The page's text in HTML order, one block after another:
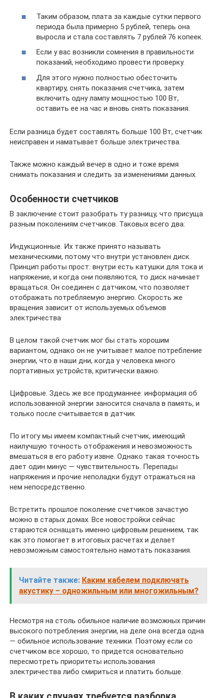
Таким образом, плата за каждые сутки первого
периода была примерно 5 рублей, теперь она
выросла и стала составлять 7 рублей 76 копеек.
Если у вас возникли сомнения в правильности
показаний, необходимо провести проверку.
Для этого нужно полностью обесточить
квартиру, снять показания счетчика, затем
включить одну лампу мощностью 100 Вт,
оставить ее на час и вновь снять показания.
Если разница будет составлять больше 100 Вт, счетчик
неисправен и наматывает больше электричества.
Также можно каждый вечер в одно и тоже время
снимать показания и следить за изменениями данных.
Особенности счетчиков
В заключение стоит разобрать ту разницу, что присуща
разным поколениям счетчиков. Таковых всего два:
Индукционные. Их также принято называть
механическими, потому что внутри установлен диск.
Принцип работы прост: внутри есть катушки для тока и
напряжение, и когда они появляются, то диск начинает
вращаться. Он соединен с датчиком, что позволяет
отображать потребляемую энергию. Скорость же
вращения зависит от используемых объемов
электричества
В целом такой счетчик мог бы стать хорошим
вариантом, однако он не учитывает малое потребление
энергии, что в наши дни, когда у человека много
портативных устройств, критически важно.
Цифровые. Здесь же все продуманнее: информация об
использованной энергии заносится сначала в память, и
только после считывается в датчик
По итогу мы имеем компактный счетчик, имеющий
наилучшую точность отображения и невозможность
вмешаться в его работу извне. Однако такая точность
дает один минус — чувствительность. Перепады
напряжения и прочие неполадки будут отражаться на
нем непосредственно.
Встретить прошлое поколение счетчиков зачастую
можно в старых домах. Все новостройки сейчас
стараются оснащать именно цифровым решением, так
как это помогает в итоговых расчетах и делает
невозможным самостоятельно намотать показания.
Читайте также: Каким кабелем подключать
акустику – одножильным или многожильным?
Несмотря на столь обильное наличие возможных причин
высокого потребления энергии, на деле она всегда одна
— обильное использование техники. Поэтому если со
счетчиком все хорошо, то придется основательно
пересмотреть приоритеты использования
электричества либо смириться и платить больше.